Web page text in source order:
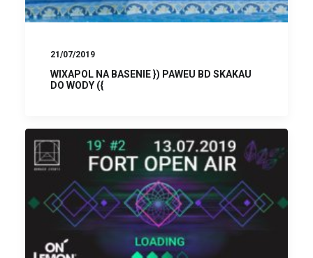
21/07/2019
WIXAPOL NA BASENIE }) PAWEU BD SKAKAU
DO WODY ({